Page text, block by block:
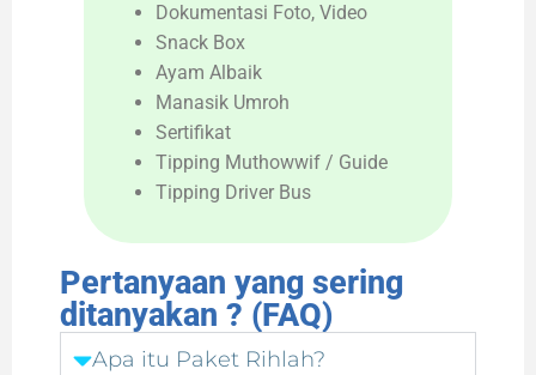
Dokumentasi Foto, Video
Snack Box
Ayam Albaik
Manasik Umroh
Sertifikat
Tipping Muthowwif / Guide
Tipping Driver Bus
Pertanyaan yang sering
ditanyakan ? (FAQ)
Apa itu Paket Rihlah?